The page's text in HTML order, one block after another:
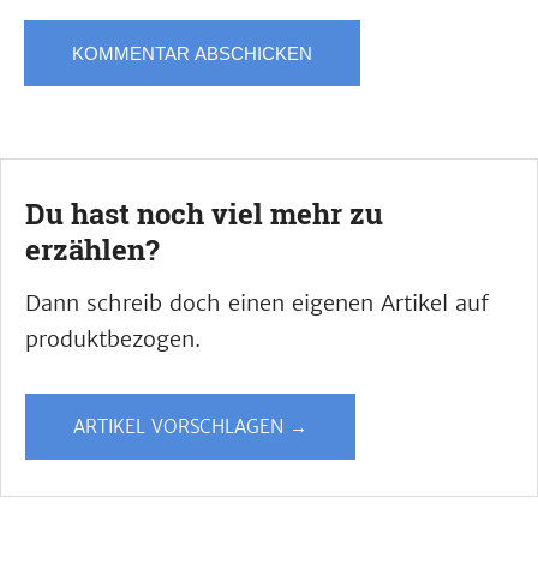
Du hast noch viel mehr zu
erzählen?
Dann schreib doch einen eigenen Artikel auf
produktbezogen.
ARTIKEL VORSCHLAGEN →